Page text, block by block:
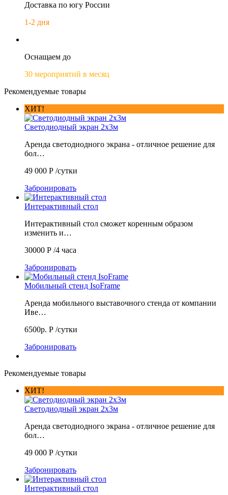
Доставка по югу России
1-2 дня
Оснащаем до
30 мероприятий в месяц
Рекомендуемые товары
ХИТ!
Светодиодный экран 2х3м
Аренда светодиодного экрана - отличное решение для
бол…
49 000 Р /сутки
Забронировать
Интерактивный стол
Интерактивный стол сможет коренным образом
изменить и…
30000 Р /4 часа
Забронировать
Мобильный стенд IsoFrame
Аренда мобильного выставочного стенда от компании
Иве…
6500р. Р /сутки
Забронировать
Рекомендуемые товары
ХИТ!
Светодиодный экран 2х3м
Аренда светодиодного экрана - отличное решение для
бол…
49 000 Р /сутки
Забронировать
Интерактивный стол